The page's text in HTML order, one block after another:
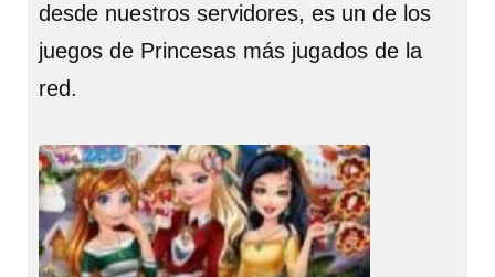
desde nuestros servidores, es un de los
juegos de Princesas más jugados de la
red.